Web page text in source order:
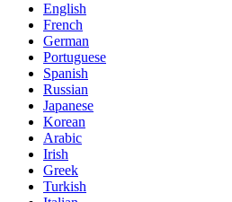
English
French
German
Portuguese
Spanish
Russian
Japanese
Korean
Arabic
Irish
Greek
Turkish